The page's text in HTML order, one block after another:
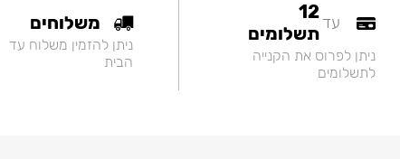
עד12
תשלומים
ניתן לפרוס את הקנייה
לתשלומים
משלוחים
ניתן להזמין משלוח עד
הבית